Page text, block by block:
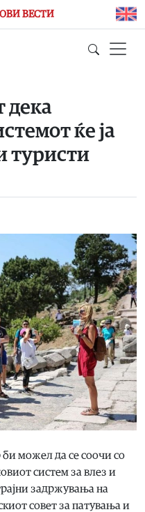
ВЕСТИ
дека
ќе ја
туристи
би можел да се соочи со
систем за влез и
задржувања на
совет за патувања и